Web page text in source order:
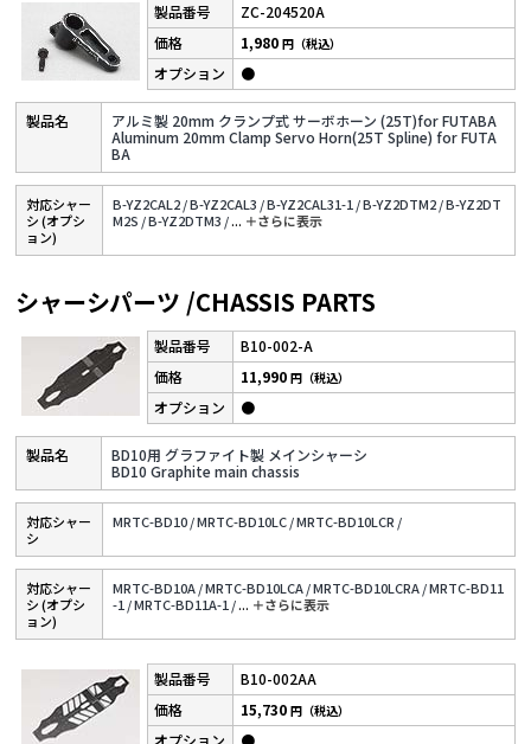
ZC-204520A
アルミ製 20mm クランプ式 サーボホーン (25T)for FUTABA
Aluminum 20mm Clamp Servo Horn(25T Spline) for FUTA
BA
1,980円（税込）
●
対応シャー
シ (オプシ
ョン)
B-YZ2CAL2 /B-YZ2CAL3 /B-YZ2CAL31-1 /B-YZ2DTM2 /B-YZ2DT
M2S /B-YZ2DTM3 /... ＋さらに表⽰
シャーシパーツ /CHASSIS PARTS
B10-002-A
BD10用 グラファイト製 メインシャーシ
BD10 Graphite main chassis
11,990円（税込）
●
対応シャー
シ
MRTC-BD10 /MRTC-BD10LC /MRTC-BD10LCR /
対応シャー
シ (オプシ
ョン)
MRTC-BD10A /MRTC-BD10LCA /MRTC-BD10LCRA /MRTC-BD11
-1 /MRTC-BD11A-1 /... ＋さらに表⽰
B10-002AA
15,730円（税込）
●